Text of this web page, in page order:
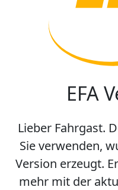
EFA
Lieber Fahrgast.
Sie verwenden,
Version erzeugt.
mehr mit der